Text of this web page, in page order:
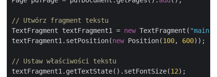
// Utwórz fragment tekstu
TextFragment textFragment1 = new TextFragment( "main
textFragment1.setPosition(new Position(100, 600));
// Ustaw właściwości tekstu
textFragment1.getTextState().setFontSize(12);